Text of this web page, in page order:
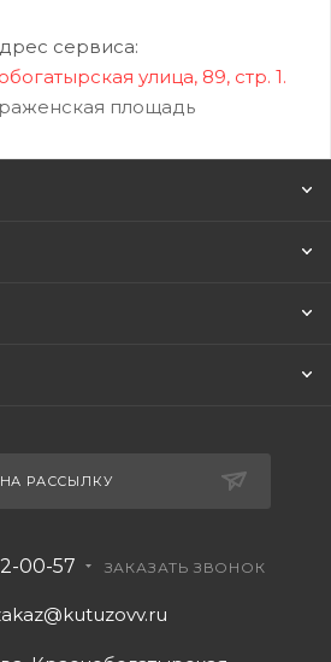
сервиса:
улица, 89, стр. 1.
площадь
РАССЫЛКУ
00-57 ЗАКАЗАТЬ ЗВОНОК